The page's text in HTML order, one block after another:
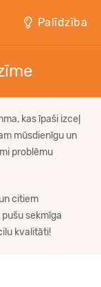
Palīdzība
kas īpaši izceļ
mūsdienīgu un
problēmu
citiem
sekmīga
kvalitāti!